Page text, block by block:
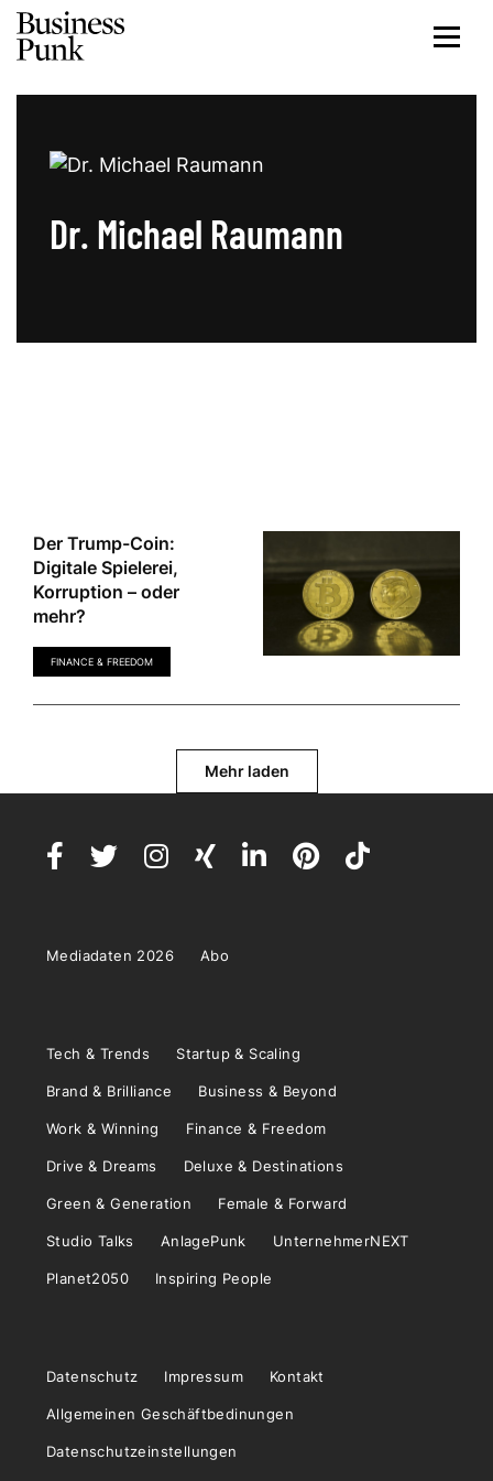
Dr. Michael Raumann
Der Trump-Coin:
Digitale Spielerei,
Korruption – oder
mehr?
FINANCE & FREEDOM
Mehr laden
Mediadaten 2026 Abo
Tech & Trends Startup & Scaling
Brand & Brilliance Business & Beyond
Work & Winning Finance & Freedom
Drive & Dreams Deluxe & Destinations
Green & Generation Female & Forward
Studio Talks AnlagePunk UnternehmerNEXT
Planet2050 Inspiring People
Datenschutz Impressum Kontakt
Allgemeinen Geschäftbedinungen
Datenschutzeinstellungen